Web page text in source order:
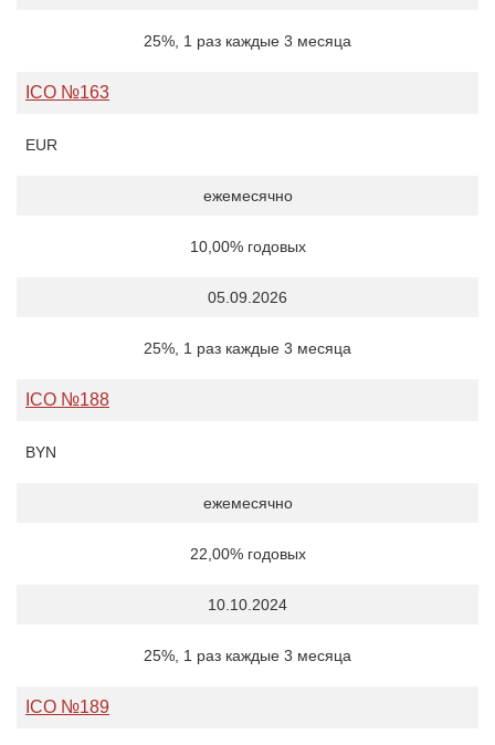
25%, 1 раз каждые 3 месяца
ICO №163
EUR
ежемесячно
10,00% годовых
05.09.2026
25%, 1 раз каждые 3 месяца
ICO №188
BYN
ежемесячно
22,00% годовых
10.10.2024
25%, 1 раз каждые 3 месяца
ICO №189